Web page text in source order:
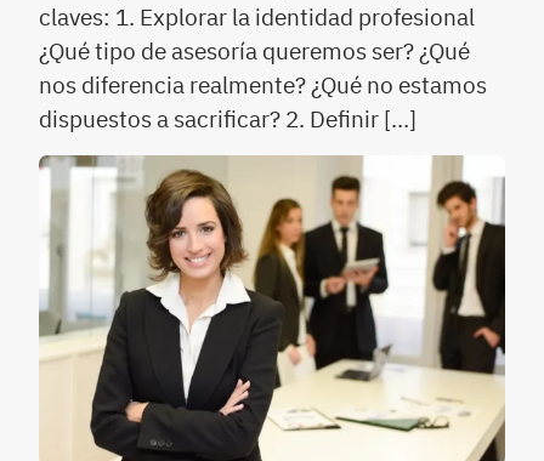
claves: 1. Explorar la identidad profesional
¿Qué tipo de asesoría queremos ser? ¿Qué
nos diferencia realmente? ¿Qué no estamos
dispuestos a sacrificar? 2. Definir […]